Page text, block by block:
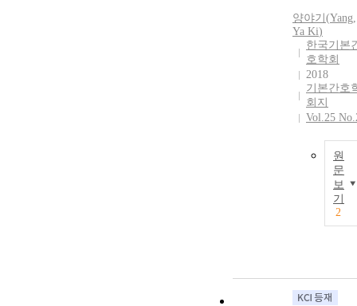
양야기 (Yang,
Ya Ki)
한국기본
호학회
2018
기본간호
회지
Vol.25
원
문
보
기
2